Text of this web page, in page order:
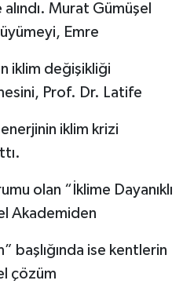
Murat Gümüşel
Emre
iklim değişikliği
Prof. Dr. Latife
iklim krizi
olan “İklime Dayanıklı
Akademiden
başlığında ise kentlerin
çözüm